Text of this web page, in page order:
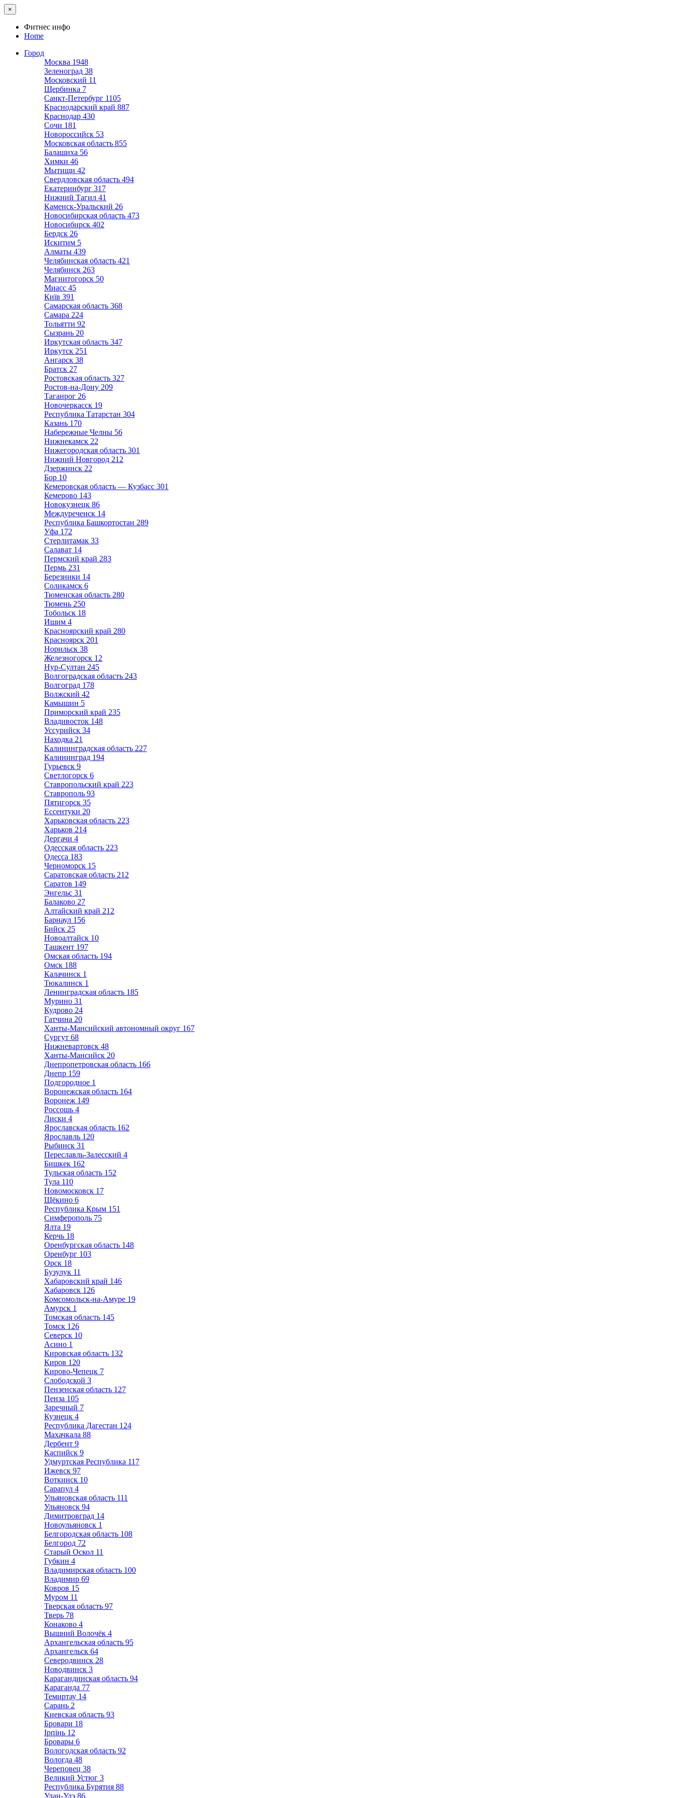
×
Фитнес инфо
Home
Город
Москва 1948
Зеленоград 38
Московский 11
Щербинка 7
Санкт-Петербург 1105
Краснодарский край 887
Краснодар 430
Сочи 181
Новороссийск 53
Московская область 855
Балашиха 56
Химки 46
Мытищи 42
Свердловская область 494
Екатеринбург 317
Нижний Тагил 41
Каменск-Уральский 26
Новосибирская область 473
Новосибирск 402
Бердск 26
Искитим 5
Алматы 439
Челябинская область 421
Челябинск 263
Магнитогорск 50
Миасс 45
Київ 391
Самарская область 368
Самара 224
Тольятти 92
Сызрань 20
Иркутская область 347
Иркутск 251
Ангарск 38
Братск 27
Ростовская область 327
Ростов-на-Дону 209
Таганрог 26
Новочеркасск 19
Республика Татарстан 304
Казань 170
Набережные Челны 56
Нижнекамск 22
Нижегородская область 301
Нижний Новгород 212
Дзержинск 22
Бор 10
Кемеровская область — Кузбасс 301
Кемерово 143
Новокузнецк 86
Междуреченск 14
Республика Башкортостан 289
Уфа 172
Стерлитамак 33
Салават 14
Пермский край 283
Пермь 231
Березники 14
Соликамск 6
Тюменская область 280
Тюмень 250
Тобольск 18
Ишим 4
Красноярский край 280
Красноярск 201
Норильск 38
Железногорск 12
Нур-Султан 245
Волгоградская область 243
Волгоград 178
Волжский 42
Камышин 5
Приморский край 235
Владивосток 148
Уссурийск 34
Находка 21
Калининградская область 227
Калининград 194
Гурьевск 9
Светлогорск 6
Ставропольский край 223
Ставрополь 93
Пятигорск 35
Ессентуки 20
Харьковская область 223
Харьков 214
Дергачи 4
Одесская область 223
Одесса 183
Черноморск 15
Саратовская область 212
Саратов 149
Энгельс 31
Балаково 27
Алтайский край 212
Барнаул 156
Бийск 25
Новоалтайск 10
Ташкент 197
Омская область 194
Омск 188
Калачинск 1
Тюкалинск 1
Ленинградская область 185
Мурино 31
Кудрово 24
Гатчина 20
Ханты-Мансийский автономный округ 167
Сургут 68
Нижневартовск 48
Ханты-Мансийск 20
Днепропетровская область 166
Днепр 159
Подгородное 1
Воронежская область 164
Воронеж 149
Россошь 4
Лиски 4
Ярославская область 162
Ярославль 120
Рыбинск 31
Переславль-Залесский 4
Бишкек 162
Тульская область 152
Тула 110
Новомосковск 17
Щёкино 6
Республика Крым 151
Симферополь 75
Ялта 19
Керчь 18
Оренбургская область 148
Оренбург 103
Орск 18
Бузулук 11
Хабаровский край 146
Хабаровск 126
Комсомольск-на-Амуре 19
Амурск 1
Томская область 145
Томск 126
Северск 10
Асино 1
Кировская область 132
Киров 120
Кирово-Чепецк 7
Слободской 3
Пензенская область 127
Пенза 105
Заречный 7
Кузнецк 4
Республика Дагестан 124
Махачкала 88
Дербент 9
Каспийск 9
Удмуртская Республика 117
Ижевск 97
Воткинск 10
Сарапул 4
Ульяновская область 111
Ульяновск 94
Димитровград 14
Новоульяновск 1
Белгородская область 108
Белгород 72
Старый Оскол 11
Губкин 4
Владимирская область 100
Владимир 69
Ковров 15
Муром 11
Тверская область 97
Тверь 78
Конаково 4
Вышний Волочёк 4
Архангельская область 95
Архангельск 64
Северодвинск 28
Новодвинск 3
Карагандинская область 94
Караганда 77
Темиртау 14
Сарань 2
Киевская область 93
Бровари 18
Ірпінь 12
Бровары 6
Вологодская область 92
Вологда 48
Череповец 38
Великий Устюг 3
Республика Бурятия 88
Улан-Удэ 86